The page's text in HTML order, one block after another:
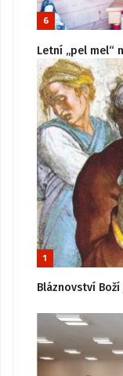
6
Letní „pel mel“
1
Bláznovství